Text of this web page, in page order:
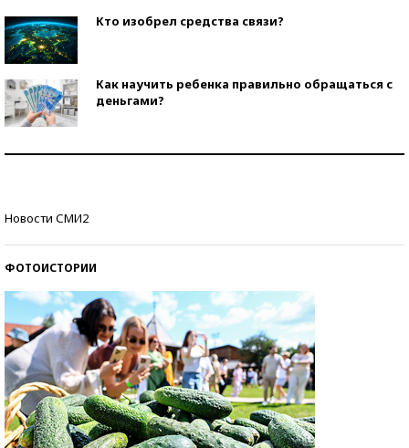
Кто изобрел средства связи?
Как научить ребенка правильно обращаться с
деньгами?
Новости СМИ2
ФОТОИСТОРИИ